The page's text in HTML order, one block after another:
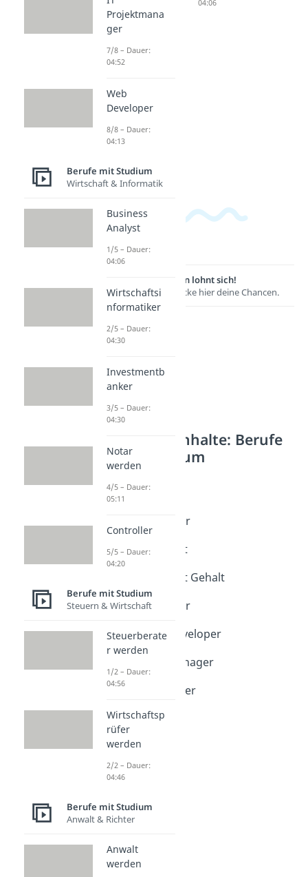
04:52
04:06
Lernen lohnt sich!
Entdecke hier deine Chancen.
Weitere Inhalte: Berufe
mit Studium
Data Analyst
Data Engineer
Dauer: 04:21
Data Scientist
Dauer: 04:21
Data Scientist Gehalt
Dauer: 04:56
Ethical Hacker
Full Stack Developer
Dauer: 04:25
IT Projektmanager
Dauer: 04:52
Web Developer
Projektmana
ger
7/8 – Dauer:
04:52
Web
Developer
8/8 – Dauer:
04:13
Berufe mit Studium
Wirtschaft & Informatik
Business
Analyst
1/5 – Dauer:
04:06
Wirtschaftsi
nformatiker
2/5 – Dauer:
04:30
Investmentb
anker
3/5 – Dauer:
04:30
Notar
werden
4/5 – Dauer:
05:11
Controller
5/5 – Dauer:
04:20
Berufe mit Studium
Steuern & Wirtschaft
Steuerberate
r werden
1/2 – Dauer:
04:56
Wirtschaftsp
rüfer
werden
2/2 – Dauer:
04:46
Berufe mit Studium
Anwalt & Richter
Anwalt
werden